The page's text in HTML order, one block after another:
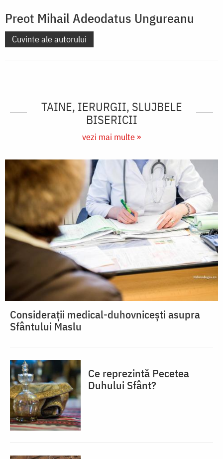
Preot Mihail Adeodatus Ungureanu
Cuvinte ale autorului
TAINE, IERURGII, SLUJBELE
BISERICII
vezi mai multe »
Considerații medical-duhovnicești asupra
Sfântului Maslu
Ce reprezintă Pecetea
Duhului Sfânt?